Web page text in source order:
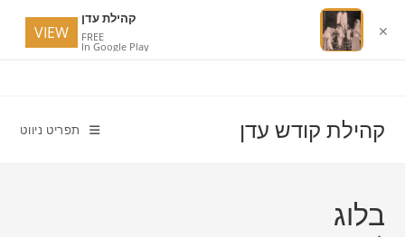
קהילת קודש עדן תפריט ניווט
בלוג
✕
קהילת עדן
FREE
In Google Play
VIEW